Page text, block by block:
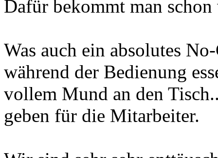
Dafür bekommt man schon
Was auch ein absolutes
während der Bedienung
vollem Mund an den
geben für die Mitarbeiter.